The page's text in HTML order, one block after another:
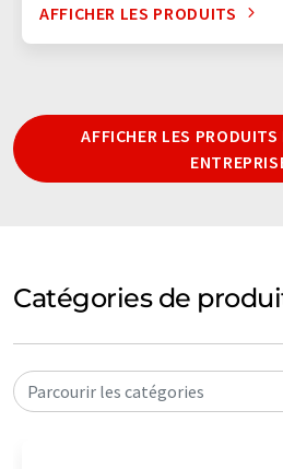
AFFICHER LES PRODUITS
AFFICHER LES
Catégories de
Parcourir les catégories